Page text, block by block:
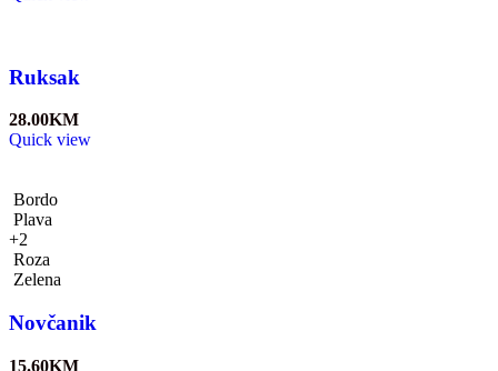
Ruksak
28.00KM
Quick view
Bordo
Plava
+2
Roza
Zelena
Novčanik
15.60KM